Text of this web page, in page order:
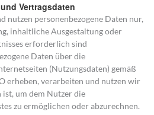
Vertragsdaten
nutzen personenbezogene Daten nur,
inhaltliche Ausgestaltung oder
erforderlich sind
Daten über die
(Nutzungsdaten) gemäß
erheben, verarbeiten und nutzen wir
um dem Nutzer die
zu ermöglichen oder abzurechnen.